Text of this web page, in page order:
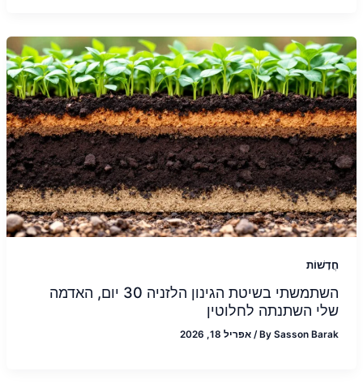
חֲדָשׁוֹת
השתמשתי בשיטת הגינון הלזניה 30 יום, האדמה
שלי השתנתה לחלוטין
BySasson Barak
/ אפריל 18, 2026